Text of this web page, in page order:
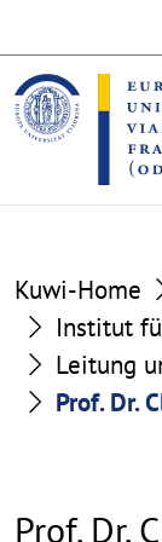
the
content
section
the
footer
section
Kuwi-Home
Institut
Leitung
Prof. Dr.
Prof. Dr.